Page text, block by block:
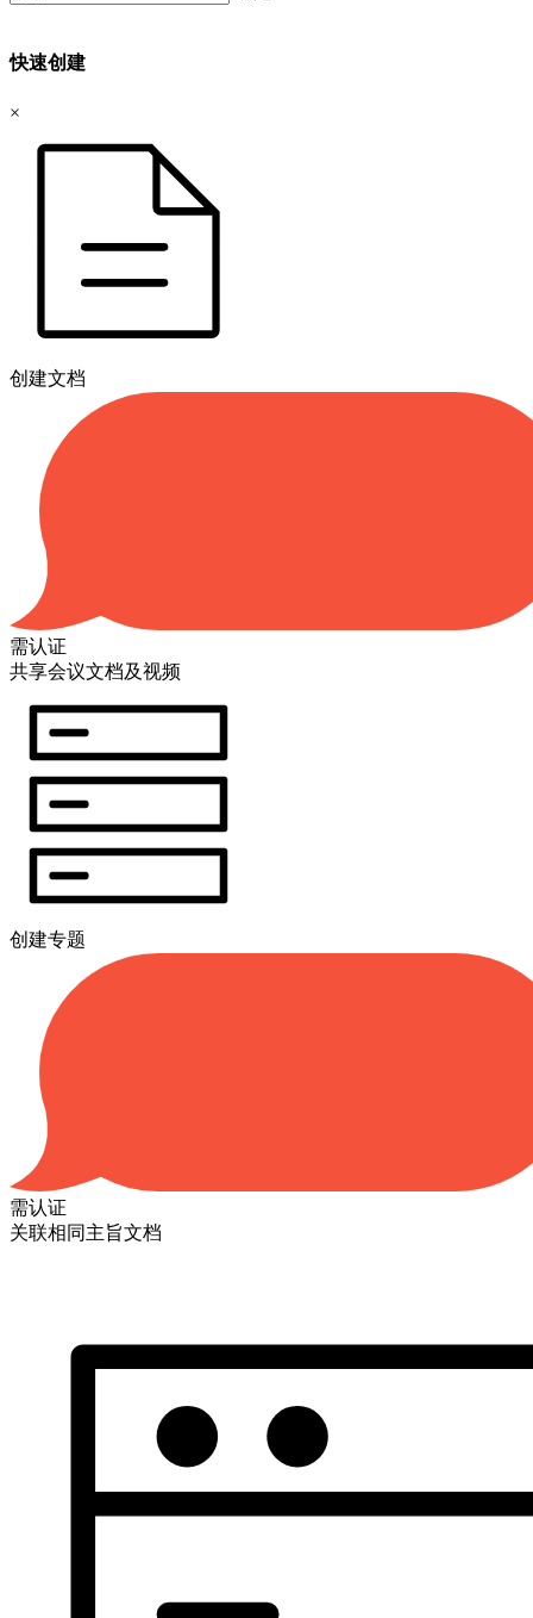
快速创建
×
创建文档
需认证
共享会议文档及视频
创建专题
需认证
关联相同主旨文档